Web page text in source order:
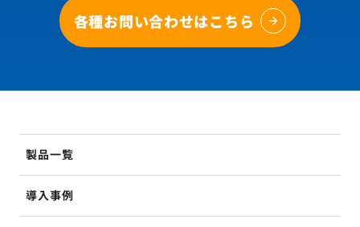
各種お問い合わせはこちら
製品一覧
導入事例